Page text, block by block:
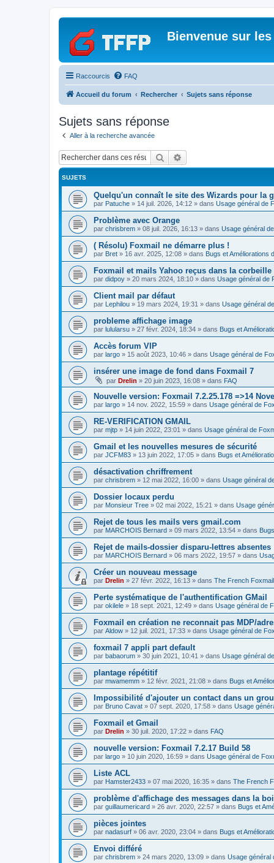
Bienvenue sur
Raccourcis FAQ
Accueil du forum Rechercher Sujets sans réponse
Sujets sans réponse
Aller à la recherche avancée
Rechercher
SUJETS
Quelqu'un connaît le site des Wizards pour la
par Patuche » 14 juil. 2026, 14:12 » dans Usage général de
Problème avec Orange
par chrisbrem » 08 juil. 2026, 16:13 » dans Usage général
( Résolu) Foxmail ne démarre plus !
par Bret » 16 avr. 2025, 12:08 » dans Bugs et Améliorations
Foxmail et mails Yahoo reçus dans la corbeille
par didpoy » 20 mars 2024, 18:10 » dans Usage général de
Client mail par défaut
par Lephilou » 19 mars 2024, 19:31 » dans Usage général
probleme affichage image
par lulularsu » 27 févr. 2024, 18:34 » dans Bugs et
Accès forum VIP
par largo » 15 août 2023, 10:46 » dans Usage général de
insérer une image de fond dans Foxmail 7
par Drelin » 20 juin 2023, 16:08 » dans FAQ
Nouvelle version: Foxmail 7.2.25.178 =>14
par largo » 14 nov. 2022, 15:59 » dans Usage général de
RE-VERIFICATION GMAIL
par mjtp » 14 juin 2022, 23:01 » dans Usage général de
Gmail et les nouvelles mesures de sécurité
par JCFM83 » 13 juin 2022, 17:05 » dans Bugs et
désactivation chriffrement
par chrisbrem » 12 mai 2022, 16:00 » dans Usage général
Dossier locaux perdu
par Monsieur Tree » 02 mai 2022, 15:21 » dans Usage
Rejet de tous les mails vers gmail.com
par MARCHOIS Bernard » 09 mars 2022, 13:54 » dans
Rejet de mails-dossier disparu-lettres absentes
par MARCHOIS Bernard » 06 mars 2022, 19:57 » dans
Créer un nouveau message
par Drelin » 27 févr. 2022, 16:13 » dans The French
Perte systématique de l'authentification GMail
par okilele » 18 sept. 2021, 12:49 » dans Usage général de
Foxmail en création ne reconnait pas MDP/
par Aldow » 12 juil. 2021, 17:33 » dans Usage général de
foxmail 7 appli part default
par babaorum » 30 juin 2021, 10:41 » dans Usage général
plantage répétitif
par mwamemm » 12 févr. 2021, 21:08 » dans Bugs et
Impossibilité d'ajouter un contact dans un
par Bruno Cavat » 07 sept. 2020, 17:58 » dans Usage
Foxmail et Gmail
par Drelin » 30 juil. 2020, 17:22 » dans FAQ
nouvelle version: Foxmail 7.2.17 Build 58
par largo » 10 juin 2020, 16:59 » dans Usage général de
Liste ACL
par Hamster2433 » 07 mai 2020, 16:35 » dans The French
problème d'affichage des messages dans la
par guillaumericard » 26 avr. 2020, 22:57 » dans Bugs et
pièces jointes
par nadasurf » 06 avr. 2020, 23:04 » dans Bugs et
Envoi différé
par chrisbrem » 24 mars 2020, 13:09 » dans Usage général